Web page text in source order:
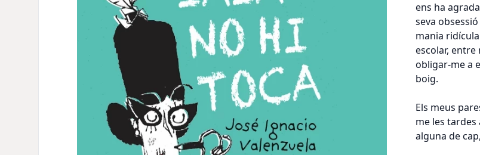
ens ha
seva
mania
escolar,
obligar-me a
boig.
Els meus
me les tardes
alguna de